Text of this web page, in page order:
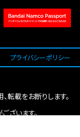
プライバシーポリシー
転載をお断りします。
ざいます。
承ください。